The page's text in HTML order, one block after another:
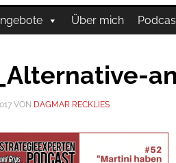
Über mich
VON DAGMAR RECKLIES